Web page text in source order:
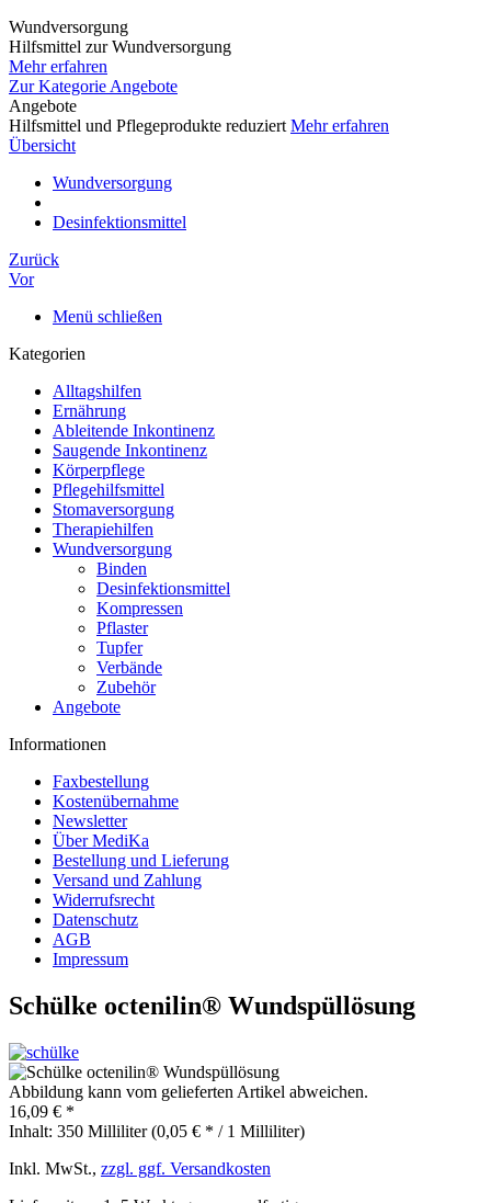
Wundversorgung
Hilfsmittel zur Wundversorgung
Mehr erfahren
Zur Kategorie Angebote
Angebote
Hilfsmittel und Pflegeprodukte reduziert Mehr erfahren
Übersicht
Wundversorgung
Desinfektionsmittel
Zurück
Vor
Menü schließen
Kategorien
Alltagshilfen
Ernährung
Ableitende Inkontinenz
Saugende Inkontinenz
Körperpflege
Pflegehilfsmittel
Stomaversorgung
Therapiehilfen
Wundversorgung
Binden
Desinfektionsmittel
Kompressen
Pflaster
Tupfer
Verbände
Zubehör
Angebote
Informationen
Faxbestellung
Kostenübernahme
Newsletter
Über MediKa
Bestellung und Lieferung
Versand und Zahlung
Widerrufsrecht
Datenschutz
AGB
Impressum
Schülke octenilin® Wundspüllösung
Abbildung kann vom gelieferten Artikel abweichen.
16,09 € *
Inhalt: 350 Milliliter (0,05 € * / 1 Milliliter)
Inkl. MwSt., zzgl. ggf. Versandkosten